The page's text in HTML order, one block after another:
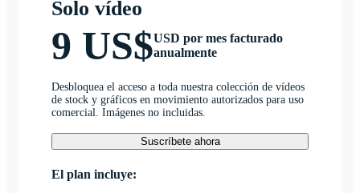
Solo vídeo
9 US$USD por mes facturado
anualmente
Desbloquea el acceso a toda nuestra colección de vídeos
de stock y gráficos en movimiento autorizados para uso
comercial. Imágenes no incluidas.
Suscríbete ahora
El plan incluye: